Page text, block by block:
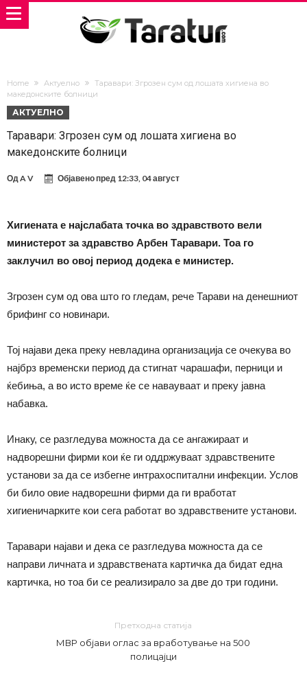
Home Актуелно
Таравари: Згрoзен сум од лошата хигиена во
македонските болници
АКТУЕЛНО
Таравари: Згрoзен сум од лошата хигиена во
македонските болници
ОдA V Објавено пред 12:33, 04 август
Хигиената е најслабата точка во здравството вели
министерот за здравство Арбен Таравари. Тоа го
заклучил во овој период додека е министер.
Згрозен сум од ова што го гледам, рече Тарави на денешниот
брифинг со новинари.
Тој најави дека преку невладина организација се очекува во
најбрз временски период да стигнат чарашафи, перници и
ќебиња, а во исто време ќе се навауваат и преку јавна
набавка.
Инаку, се разгледува можноста да се ангажираат и
надворешни фирми кои ќе ги оддржуваат здравствените
установи за да се избегне интрахоспитални инфекции. Услов
би било овие надворешни фирми да ги вработат
хигиеничарките кои сега работат во здравствените установи.
Таравари најави и дека се разгледува можноста да се
направи личната и здравствената картичка да бидат една
картичка, но тоа би се реализирало за две до три години.
Претходна статија
МВР објави оглас за вработување на 500
полицајци